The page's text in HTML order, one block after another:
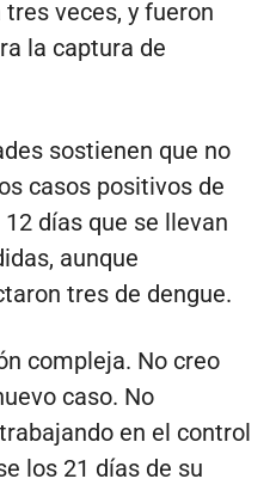
veces, y fueron
la captura de
sostienen que no
casos positivos de
días que se llevan
aunque
tres de dengue.
compleja. No creo
caso. No
en el control
los 21 días de su